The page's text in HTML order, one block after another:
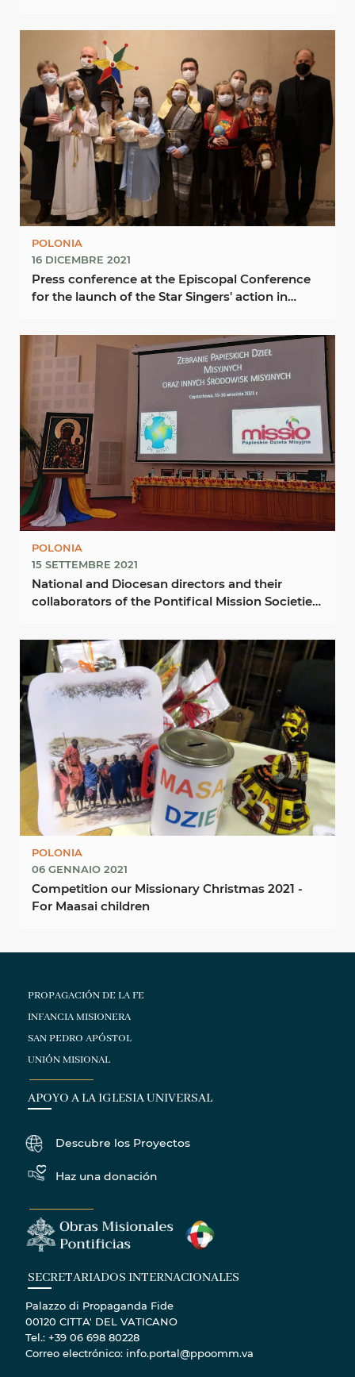
POLONIA
16 DICEMBRE 2021
Press conference at the Episcopal Conference
for the launch of the Star Singers' action in
POLONIA
15 SETTEMBRE 2021
National and Diocesan directors and their
collaborators of the Pontifical Mission Societies
POLONIA
06 GENNAIO 2021
Competition our Missionary Christmas 2021 -
For Maasai children
PROPAGACIÓN DE LA FE
INFANCIA MISIONERA
SAN PEDRO APÓSTOL
UNIÓN MISIONAL
APOYO A LA IGLESIA UNIVERSAL
Descubre los Proyectos
Haz una donación
SECRETARIADOS INTERNACIONALES
Palazzo di Propaganda Fide
00120 CITTA' DEL VATICANO
Tel.: +39 06 698 80228
Correo electrónico: info.portal@ppoomm.va